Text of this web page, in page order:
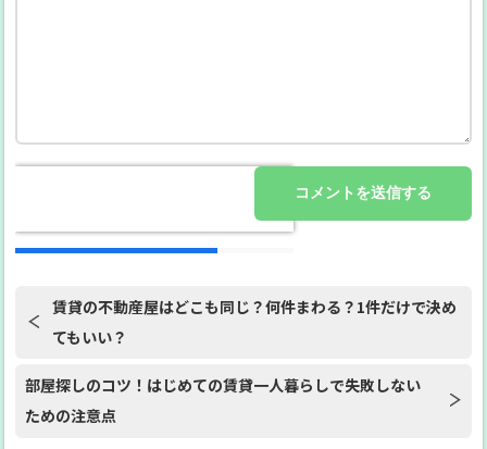
賃貸の不動産屋はどこも同じ？何件まわる？1件だけで決め
てもいい？
部屋探しのコツ！はじめての賃貸一人暮らしで失敗しない
ための注意点